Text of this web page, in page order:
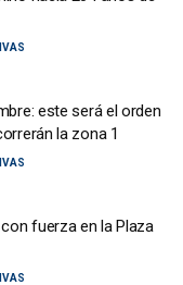
este será el orden
la zona 1
fuerza en la Plaza